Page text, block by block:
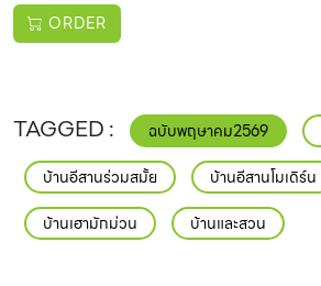
ORDER
ฉบับพฤษาคม2569
บ้านอีสานร่วมสมั้ย
บ้านอีสานโมเดิร์น
บ้านเฮามักม่วน
บ้านและสวน